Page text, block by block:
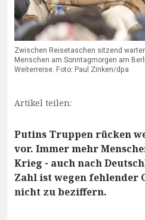
Zwischen Reisetaschen sitzend
Menschen am Sonntagmorgen am
Weiterreise. Foto: Paul Zinken/dpa
Artikel teilen:
Putins Truppen rücken
vor. Immer mehr
Krieg - auch nach
Zahl ist wegen fehlender
nicht zu beziffern.